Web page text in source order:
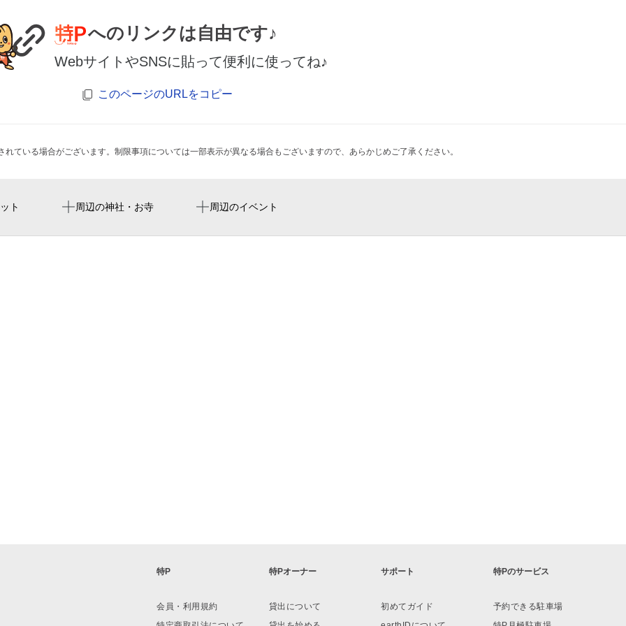
へのリンクは自由です♪
WebサイトやSNSに貼って便利に使ってね♪
このページのURLをコピー
ている場合がございます。制限事項については一部表示が異なる場合もございますので、あらかじめご了承ください。
ト 周辺の神社・お寺 周辺のイベント
八尾南駅
平野警察署長吉六反交番
特P
会員・利用規約
特Pオーナー
貸出について
サポート
初めてガイド
特Pのサービス
予約できる駐車場